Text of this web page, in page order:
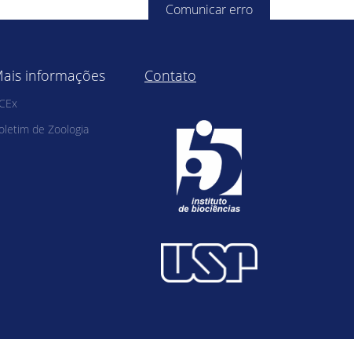
Comunicar erro
informações
de Zoologia
Contato